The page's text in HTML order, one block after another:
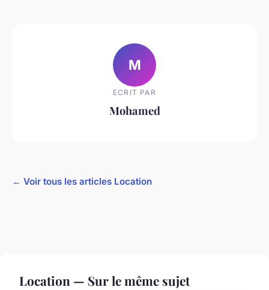
M
ECRIT PAR
Mohamed
← Voir tous les articles Location
Location — Sur le même sujet